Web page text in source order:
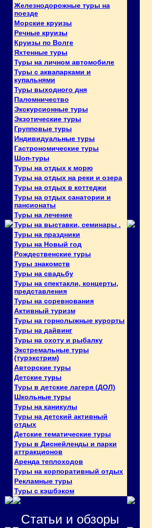
Железнодорожные туры на
поезде
Морские круизы
Речные круизы
Круизы по Волге
Яхтенные туры
Туры на личном автомобиле
Туры с аквапарками и
купальнями
Туры выходного дня
Паломничество
Экскурсионные туры
Экзотические туры
Групповые туры
Индивидуальные туры
Гастрономические туры
Шоп-туры
Туры на отдых к морю
Туры на отдых на реки и озера
Туры на отдых в коттеджи
Туры на отдых санатории и
пансионаты
Туры на лечение
Туры на выставки, семинары .
Туры на праздники
Туры на Новый год
Рождественские туры
Туры знакомств
Туры на свадьбу
Туры на спектакли, концерты,
представления
Туры на соревнования
Активный туризм
Туры на горнолыжные курорты
Туры на дайвинг
Туры на охоту и рыбалку
Экстремальные туры
(турэкстрим)
Авторские туры
Детские туры
Туры в детские лагеря (ДОЛ)
Школьные туры
Туры на каникулы
Туры на детский активный
отдых
Детские тематические туры
Туры в Диснейленды и парки
аттракционов
Аренда теплоходов
Туры на корпоративный отдых
Рекламные туры
Туры с кэшбэком
Статьи и обзоры